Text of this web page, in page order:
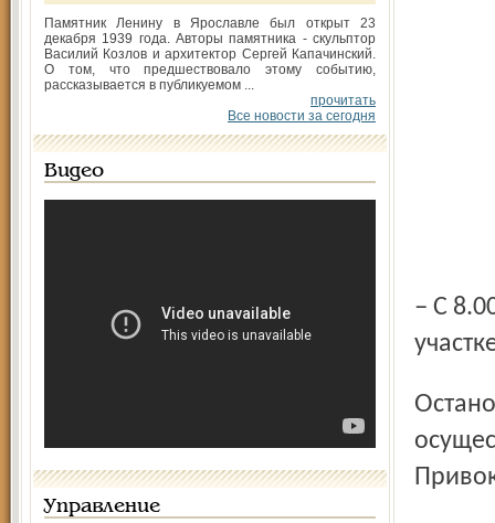
Памятник Ленину в Ярославле был открыт 23
декабря 1939 года. Авторы памятника - скульптор
Василий Козлов и архитектор Сергей Капачинский.
О том, что предшествовало этому событию,
рассказывается в публикуемом ...
прочитать
Все новости за сегодня
Видео
Управление
– C 8.00 до окончания мероприятий на улице Чехова на
Остановка и стоянка транспортных средств может